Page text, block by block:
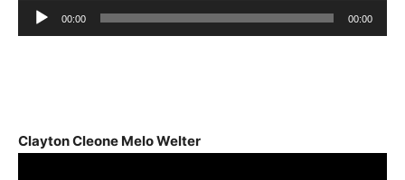
Tocador
de
00:00 00:00
Clayton Cleone Melo Welter